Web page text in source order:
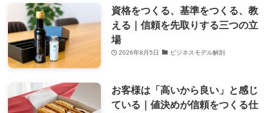
資格をつくる、基準をつくる、教
える｜信頼を先取りする三つの立
場
2026年8月5日 ビジネスモデル解剖
お客様は「高いから良い」と感じ
ている｜値決めが信頼をつくる仕